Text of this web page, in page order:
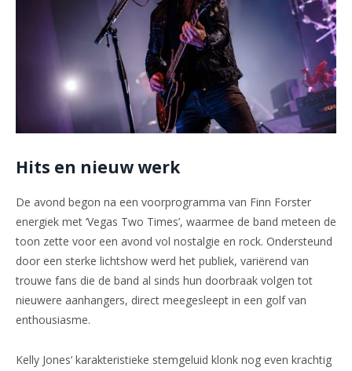
Hits en nieuw werk
De avond begon na een voorprogramma van Finn Forster
energiek met ‘Vegas Two Times’, waarmee de band meteen de
toon zette voor een avond vol nostalgie en rock. Ondersteund
door een sterke lichtshow werd het publiek, variërend van
trouwe fans die de band al sinds hun doorbraak volgen tot
nieuwere aanhangers, direct meegesleept in een golf van
enthousiasme.
Kelly Jones’ karakteristieke stemgeluid klonk nog even krachtig